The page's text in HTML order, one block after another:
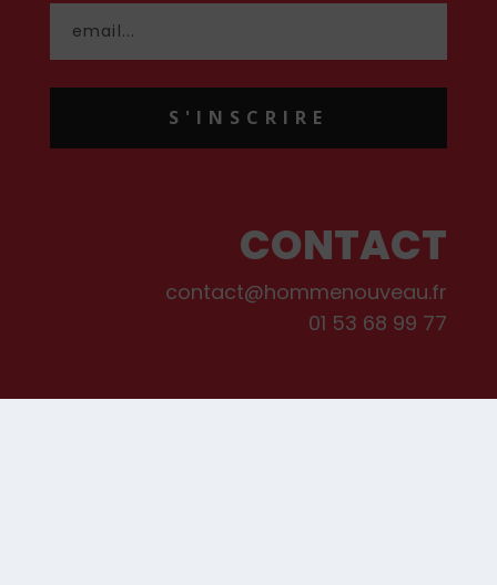
S'INSCRIRE
CONTACT
contact@hommenouveau.fr
01 53 68 99 77